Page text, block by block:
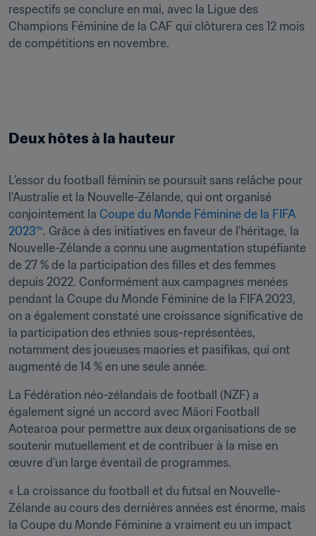
respectifs se conclure en mai, avec la Ligue des
Champions Féminine de la CAF qui clôturera ces 12 mois
de compétitions en novembre.
Deux hôtes à la hauteur
L'essor du football féminin se poursuit sans relâche pour
l'Australie et la Nouvelle-Zélande, qui ont organisé
conjointement la Coupe du Monde Féminine de la FIFA
2023™. Grâce à des initiatives en faveur de l'héritage, la
Nouvelle-Zélande a connu une augmentation stupéfiante
de 27 % de la participation des filles et des femmes
depuis 2022. Conformément aux campagnes menées
pendant la Coupe du Monde Féminine de la FIFA 2023,
on a également constaté une croissance significative de
la participation des ethnies sous-représentées,
notamment des joueuses maories et pasifikas, qui ont
augmenté de 14 % en une seule année.
La Fédération néo-zélandais de football (NZF) a
également signé un accord avec Māori Football
Aotearoa pour permettre aux deux organisations de se
soutenir mutuellement et de contribuer à la mise en
œuvre d'un large éventail de programmes.
« La croissance du football et du futsal en Nouvelle-
Zélande au cours des dernières années est énorme, mais
la Coupe du Monde Féminine a vraiment eu un impact